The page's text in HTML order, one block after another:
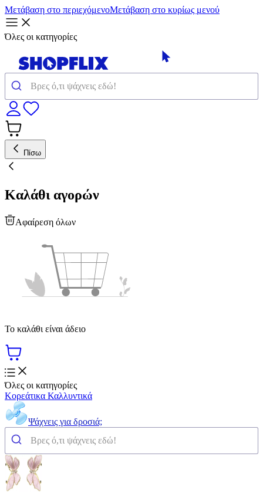
Μετάβαση στο περιεχόμενοΜετάβαση στο κυρίως μενού
Όλες οι κατηγορίες
Πίσω
Καλάθι αγορών
Αφαίρεση όλων
Το καλάθι είναι άδειο
Όλες οι κατηγορίες
Κορεάτικα Καλλυντικά
Ψάχνεις για δροσιά;